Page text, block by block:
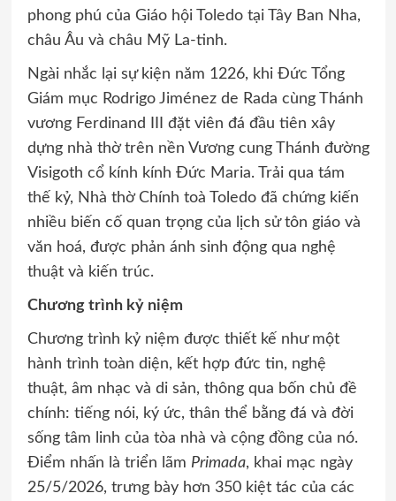
phong phú của Giáo hội Toledo tại Tây Ban Nha,
châu Âu và châu Mỹ La-tinh.
Ngài nhắc lại sự kiện năm 1226, khi Đức Tổng
Giám mục Rodrigo Jiménez de Rada cùng Thánh
vương Ferdinand III đặt viên đá đầu tiên xây
dựng nhà thờ trên nền Vương cung Thánh đường
Visigoth cổ kính kính Đức Maria. Trải qua tám
thế kỷ, Nhà thờ Chính toà Toledo đã chứng kiến
nhiều biến cố quan trọng của lịch sử tôn giáo và
văn hoá, được phản ánh sinh động qua nghệ
thuật và kiến trúc.
Chương trình kỷ niệm
Chương trình kỷ niệm được thiết kế như một
hành trình toàn diện, kết hợp đức tin, nghệ
thuật, âm nhạc và di sản, thông qua bốn chủ đề
chính: tiếng nói, ký ức, thân thể bằng đá và đời
sống tâm linh của tòa nhà và cộng đồng của nó.
Điểm nhấn là triển lãm Primada, khai mạc ngày
25/5/2026, trưng bày hơn 350 kiệt tác của các